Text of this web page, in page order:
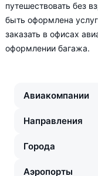
путешествовать без
быть оформлена
заказать в офисах
оформлении багажа.
Авиакомпании
Направления
Города
Аэропорты